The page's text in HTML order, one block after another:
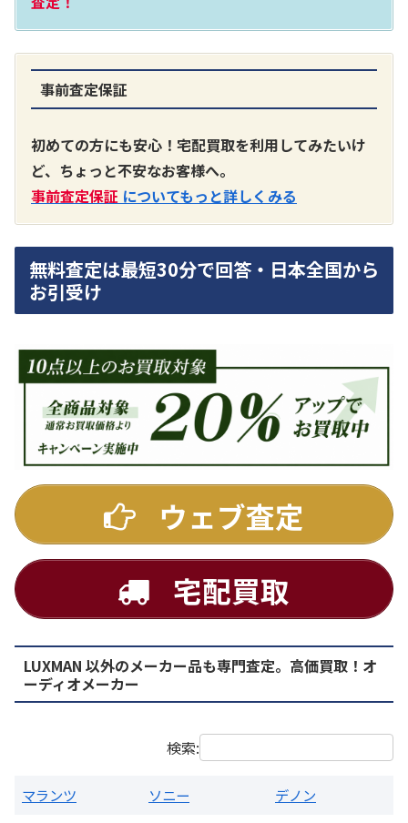
A3300 真空管プリアンプ
買取価格：お問合せください
SONY
DA7000ES アンプ
買取価格：お問合せください
DENON
PMA-1500AE プリメインアンプ
買取価格：お問合せください
事前査定保証
初めての方にも安心！宅配買取を利用してみたいけ
ど、ちょっと不安なお客様へ。
事前査定保証 についてもっと詳しくみる
無料査定は最短30分で回答・日本全国から
お引受け
ウェブ査定
宅配買取
LUXMAN 以外のメーカー品も専門査定。高価買取！オ
ーディオメーカー
検索:
マランツ ソニー
デノン